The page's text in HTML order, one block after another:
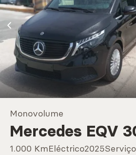
Monovolume
Mercedes EQV
1.000 KmEléctrico2025Serviço
Stock
CARREGAR MAIS
Marcas
CARREGAR MAIS